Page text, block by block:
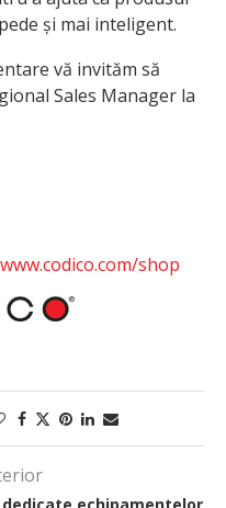
și mai inteligent.
vă invităm să
Sales Manager la
www.codico.com/shop